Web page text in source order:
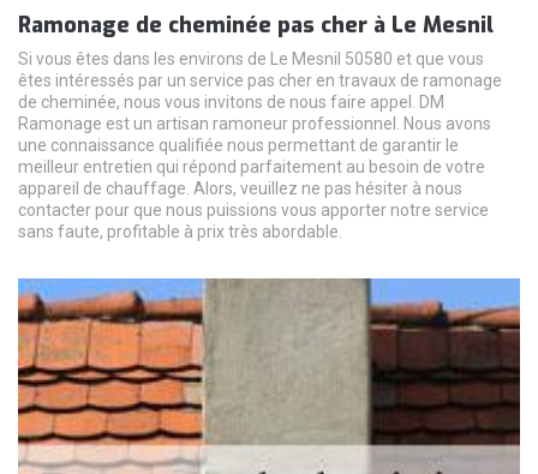
Ramonage de cheminée pas cher à Le Mesnil
Si vous êtes dans les environs de Le Mesnil 50580 et que vous
êtes intéressés par un service pas cher en travaux de ramonage
de cheminée, nous vous invitons de nous faire appel. DM
Ramonage est un artisan ramoneur professionnel. Nous avons
une connaissance qualifiée nous permettant de garantir le
meilleur entretien qui répond parfaitement au besoin de votre
appareil de chauffage. Alors, veuillez ne pas hésiter à nous
contacter pour que nous puissions vous apporter notre service
sans faute, profitable à prix très abordable.